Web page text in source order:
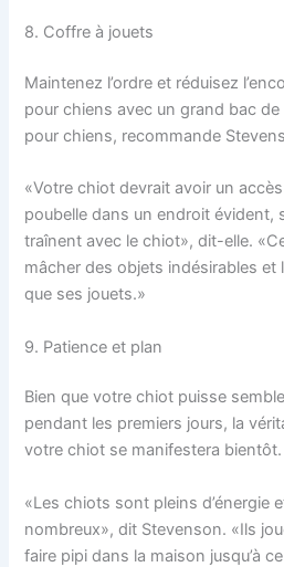
8. Coffre à jouets
Maintenez l’ordre et réduisez
pour chiens avec un grand bac
pour chiens, recommande
«Votre chiot devrait avoir un
poubelle dans un endroit évident,
traînent avec le chiot», dit-elle.
mâcher des objets indésirables et
que ses jouets.»
9. Patience et plan
Bien que votre chiot puisse
pendant les premiers jours, la
votre chiot se manifestera bientôt.
«Les chiots sont pleins d’énergie
nombreux», dit Stevenson. «Ils
faire pipi dans la maison jusqu’à